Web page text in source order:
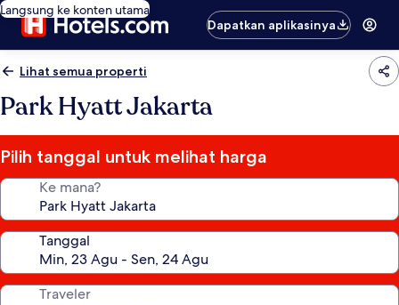
Langsung ke konten utama
Dapatkan aplikasinya
Lihat semua properti
Park Hyatt Jakarta
Pilih tanggal untuk melihat harga
Ke mana?
Tanggal
Traveler